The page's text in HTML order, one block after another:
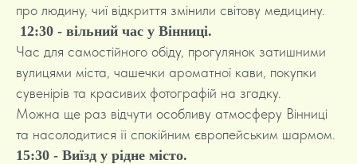
про людину, чиї відкриття змінили світову медицину.
12:30 - вільний час у Вінниці.
Час для самостійного обіду, прогулянок затишними
вулицями міста, чашечки ароматної кави, покупки
сувенірів та красивих фотографій на згадку.
Можна ще раз відчути особливу атмосферу Вінниці
та насолодитися її спокійним європейським шармом.
15:30 - Виїзд у рідне місто.